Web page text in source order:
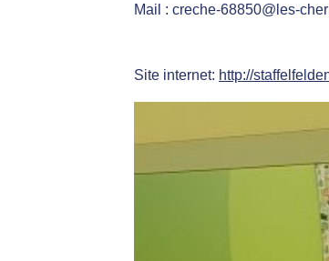
Mail : creche-68850@les-
Site internet: http://